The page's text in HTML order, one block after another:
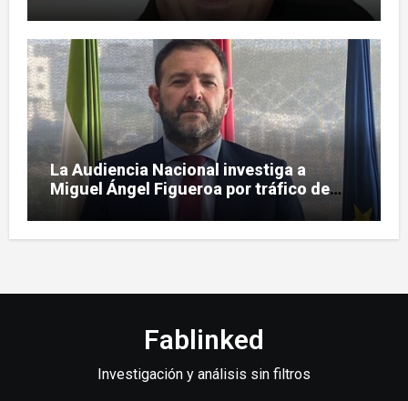
La Audiencia Nacional investiga a
Miguel Ángel Figueroa por tráfico de
Fablinked
Investigación y análisis sin filtros